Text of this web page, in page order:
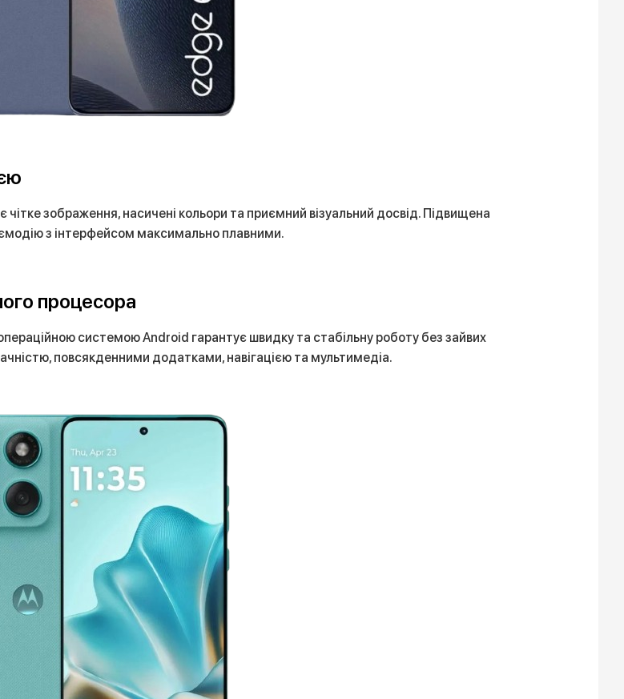
зображення, насичені кольори та приємний візуальний досвід. Підвищена
з інтерфейсом максимально плавними.
процесора
системою Android гарантує швидку та стабільну роботу без зайвих
повсякденними додатками, навігацією та мультимедіа.